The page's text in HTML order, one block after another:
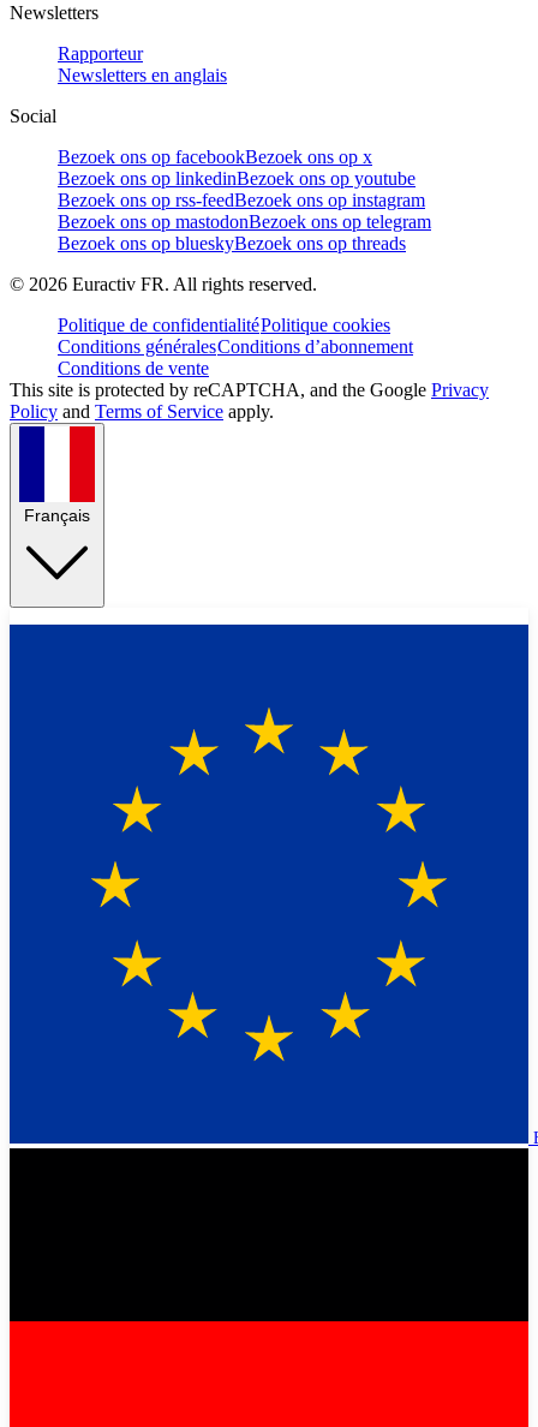
Newsletters
Rapporteur
Newsletters en anglais
Social
Bezoek ons op facebookBezoek ons op x
Bezoek ons op linkedinBezoek ons op youtube
Bezoek ons op rss-feedBezoek ons op instagram
Bezoek ons op mastodonBezoek ons op telegram
Bezoek ons op blueskyBezoek ons op threads
© 2026 Euractiv FR. All rights reserved.
Politique de confidentialitéPolitique cookies
Conditions généralesConditions d’abonnement
Conditions de vente
This site is protected by reCAPTCHA, and the Google Privacy
Policy and Terms of Service apply.
Français